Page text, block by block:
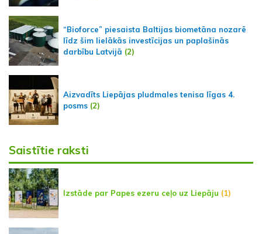
“Bioforce” piesaista Baltijas biometāna nozarē
līdz šim lielākās investīcijas un paplašinās
darbību Latvijā (2)
Aizvadīts Liepājas pludmales tenisa līgas 4.
posms (2)
Saistītie raksti
Izstāde par Papes ezeru ceļo uz Liepāju (1)